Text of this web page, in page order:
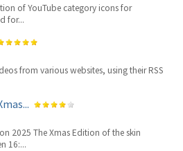
of YouTube category icons for
for...
from various websites, using their RSS
2025 The Xmas Edition of the skin
16:...